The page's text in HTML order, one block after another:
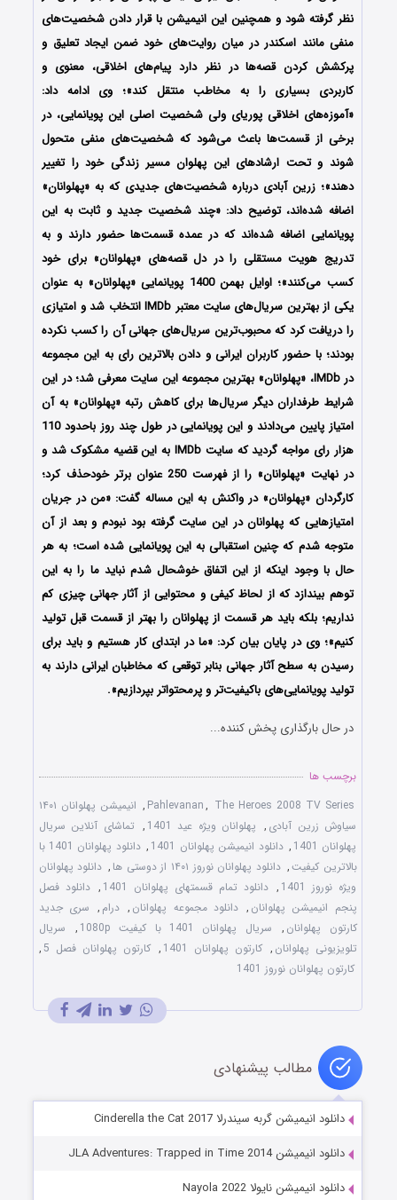
نظر گرفته شود و همچنین این انیمیشن با قرار دادن شخصیت‌های
منفی مانند اسکندر در میان روایت‌های خود ضمن ایجاد تعلیق و
پرکشش کردن قصه‌ها در نظر دارد پیام‌های اخلاقی‌، معنوی و
کاربردی بسیاری را به مخاطب منتقل کند»؛ وی ادامه داد:
«آموزه‌های اخلاقی پوریای ولی شخصیت اصلی این پویانمایی، در
برخی از قسمت‌ها باعث می‌شود که شخصیت‌های منفی متحول
شوند و تحت ارشادهای این پهلوان مسیر زندگی خود را تغییر
دهند»؛ زرین آبادی درباره شخصیت‌های جدیدی که به «پهلوانان»
اضافه شده‌اند، توضیح داد: «چند شخصیت جدید و ثابت به این
پویانمایی اضافه شده‌اند که در عمده قسمت‌ها حضور دارند و به
تدریج هویت مستقلی را در دل قصه‌های «پهلوانان» برای خود
کسب می‌کنند»؛ اوایل بهمن 1400 پویانمایی «پهلوانان» به عنوان
یکی از بهترین سریال‌های سایت معتبر IMDb انتخاب شد و امتیازی
را دریافت کرد که محبوب‌ترین سریال‌های جهانی آن را کسب نکرده
بودند؛ با حضور کاربران ایرانی و دادن بالاترین رای به این مجموعه
در IMDb، «پهلوانان» بهترین مجموعه این سایت معرفی شد؛ در این
شرایط طرفداران دیگر سریال‌ها برای کاهش رتبه «پهلوانان» به آن
امتیاز پایین می‌دادند و این پویانمایی در طول چند روز باحدود 110
هزار رای مواجه گردید که سایت IMDb به این قضیه مشکوک شد و
در نهایت «پهلوانان» را از فهرست 250 عنوان برتر خودحذف کرد؛
کارگردان «پهلوانان» در واکنش به این مساله گفت: «من در جریان
امتیازهایی که پهلوانان در این سایت گرفته بود نبودم و بعد از آن
متوجه شدم که چنین استقبالی به این پویانمایی شده است؛ به هر
حال با وجود اینکه از این اتفاق خوشحال شدم نباید ما را به این
توهم بیندازد که از لحاظ کیفی و محتوایی از آثار جهانی چیزی کم
نداریم؛ بلکه باید هر قسمت از پهلوانان را بهتر از قسمت قبل تولید
کنیم»؛ وی در پایان بیان کرد: «ما در ابتدای کار هستیم و باید برای
رسیدن به سطح آثار جهانی بنابر توقعی که مخاطبان ایرانی دارند به
تولید پویانمایی‌های باکیفیت‌تر و پرمحتوا‌تر بپردازیم».
در حال بارگذاری پخش کننده...
برچسب ها
Pahlevanan, The Heroes 2008 TV Series
,
انیمیشن پهلوانان ۱۴۰۱
سیاوش زرین آبادی , پهلوانان ویژه عید 1401 , تماشای آنلاین سریال
پهلوانان 1401
, دانلود انیمیشن پهلوانان 1401 ,
دانلود پهلوانان 1401 با
بالاترین کیفیت, دانلود پهلوانان نوروز ۱۴۰۱ از دوستی ها , دانلود پهلوانان
ویژه نوروز 1401
, دانلود تمام قسمتهای پهلوانان 1401 , دانلود فصل
پنجم انیمیشن پهلوانان , دانلود مجموعه پهلوانان , درام , سری جدید
کارتون پهلوانان , سریال پهلوانان 1401 با کیفیت 1080p ,
سریال
تلویزیونی پهلوانان , کارتون پهلوانان 1401 , کارتون پهلوانان فصل 5
,
کارتون پهلوانان نوروز 1401
مطالب پیشنهادی
دانلود انیمیشن گربه سیندرلا Cinderella the Cat 2017
دانلود انیمیشن JLA Adventures: Trapped in Time 2014
دانلود انیمیشن نایولا Nayola 2022